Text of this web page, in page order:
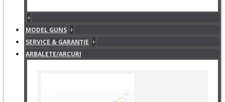
+
MODEL GUNS +
SERVICE & GARANŢIE +
ARBALETE/ARCURI